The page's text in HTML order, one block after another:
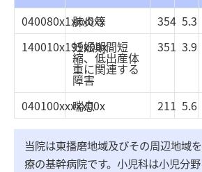
040080x1xxx0xx
肺炎等 354 5.3
140010x199x00x
妊娠期間短
縮、低出産体
重に関連する
障害
351 3.9
040100xxxxx00x
喘息 211 5.6
当院は東播磨地域及びその周辺地域
療の基幹病院です。小児科は小児分